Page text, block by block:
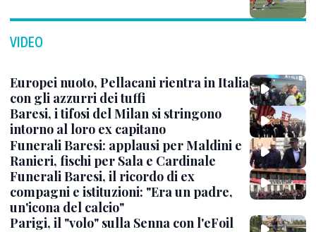
VIDEO
Europei nuoto, Pellacani rientra in Italia
con gli azzurri dei tuffi
Baresi, i tifosi del Milan si stringono
intorno al loro ex capitano
Funerali Baresi: applausi per Maldini e
Ranieri, fischi per Sala e Cardinale
Funerali Baresi, il ricordo di ex
compagni e istituzioni: "Era un padre,
un'icona del calcio"
Parigi, il "volo" sulla Senna con l'eFoil